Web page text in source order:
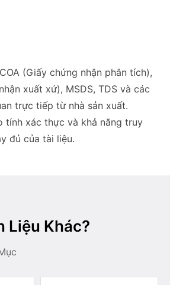
(Giấy chứng nhận phân tích),
xuất xứ), MSDS, TDS và các
trực tiếp từ nhà sản xuất.
tính xác thực và khả năng truy
đủ của tài liệu.
Liệu Khác?